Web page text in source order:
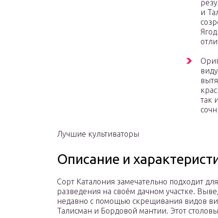
и
так
Лучшие культиваторы
Описание и
Сорт Каталония замечательно подходит для
разведения на своём дачном участке.
недавно с помощью скрещивания видов
Талисман и Бордовой мантии. Этот